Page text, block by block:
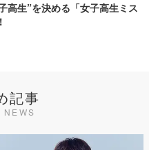
高生”を決める「女子高生ミス
記事